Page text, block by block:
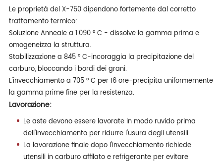
Le proprietà del X-750 dipendono fortemente dal corretto
trattamento termico:
Soluzione Anneale a 1.090 ° C - dissolve la gamma prima e
omogeneizza la struttura.
Stabilizzazione a 845 ° C-incoraggia la precipitazione del
carburo, bloccando i bordi dei grani.
L'invecchiamento a 705 ° C per 16 ore-precipita uniformemente
la gamma prime fine per la resistenza.
Lavorazione:
Le aste devono essere lavorate in modo ruvido prima
dell'invecchiamento per ridurre l'usura degli utensili.
La lavorazione finale dopo l'invecchiamento richiede
utensili in carburo affilato e refrigerante per evitare